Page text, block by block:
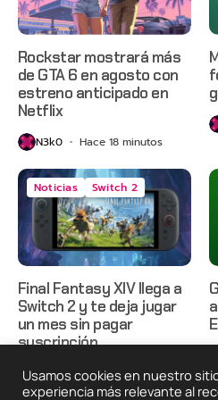
Rockstar mostrará más
de GTA 6 en agosto con
estreno anticipado en
Netflix
N3k0 Hace 18 minutos
Noticias Switch 2
Final Fantasy XIV llega a
Switch 2 y te deja jugar
un mes sin pagar
suscripción
N3k0 Hace 2 días
Usamos cookies en nuestro
experiencia más relevante al